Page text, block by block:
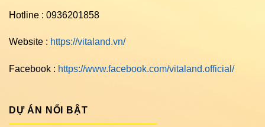
Hotline : 0936201858
Website : https://vitaland.vn/
Facebook : https://www.facebook.com/vitaland.official/
DỰ ÁN NỔI BẬT